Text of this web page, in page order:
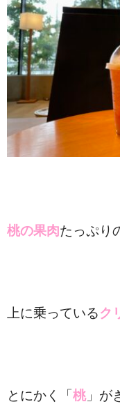
桃の果肉たっぷり
上に乗っているク
とにかく「 桃」が